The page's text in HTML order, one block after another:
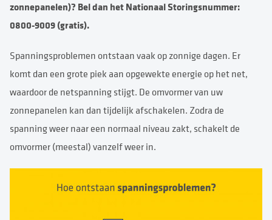
zonnepanelen)? Bel dan het Nationaal Storingsnummer:
0800-9009 (gratis).
Spanningsproblemen ontstaan vaak op zonnige dagen. Er
komt dan een grote piek aan opgewekte energie op het net,
waardoor de netspanning stijgt. De omvormer van uw
zonnepanelen kan dan tijdelijk afschakelen. Zodra de
spanning weer naar een normaal niveau zakt, schakelt de
omvormer (meestal) vanzelf weer in.